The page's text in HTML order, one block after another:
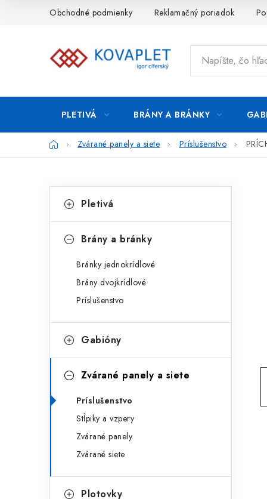
Obchodné podmienky Reklamačný poriadok
PLETIVÁ BRÁNY A BRÁNKY
DomovZvárané panely a siete Príslušenstvo
o
n
l
kategórie
a
e
Pletivá
Brány a bránky
Bránky jednokrídlové
Brány dvojkrídlové
Príslušenstvo
Gabióny
Zvárané panely a siete
Príslušenstvo
Stĺpiky a vzpery
Zvárané panely
Zvárané siete
Plotovky